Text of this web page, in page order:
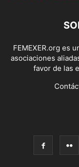
FEMEXER.org es
asociaciones
favor de las